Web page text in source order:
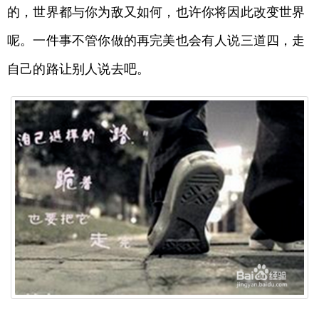
的，世界都与你为敌又如何，也许你将因此改变世界
呢。一件事不管你做的再完美也会有人说三道四，走
自己的路让别人说去吧。